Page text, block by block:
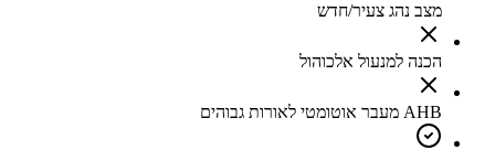
מצב נהג צעיר/חדש
הכנה למנעול אלכוהול
AHB מעבר אוטומטי לאורות גבוהים